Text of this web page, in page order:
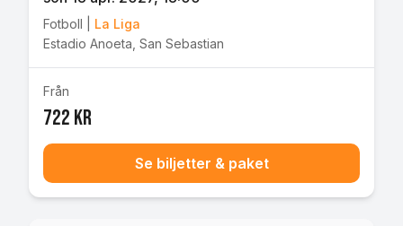
Fotboll
La Liga
Estadio Anoeta San Sebastian
Från
722 kr
Se biljetter & paket